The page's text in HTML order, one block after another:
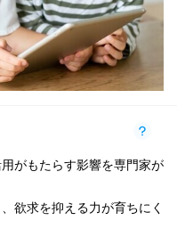
がもたらす影響を専門家が
欲求を抑える力が育ちにく